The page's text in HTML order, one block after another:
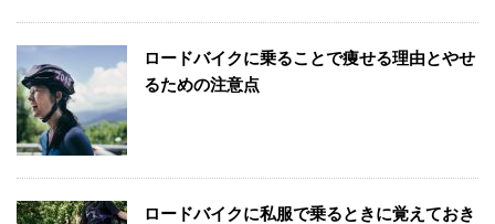
ロードバイクに乗ることで痩せる理由とやせ
るための注意点
ロードバイクに私服で乗るときに覚えておき